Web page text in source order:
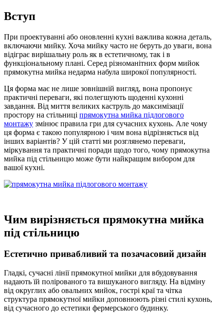
Вступ
При проектуванні або оновленні кухні важлива кожна деталь,
включаючи мийку. Хоча мийку часто не беруть до уваги, вона
відіграє вирішальну роль як в естетичному, так і в
функціональному плані. Серед різноманітних форм мийок
прямокутна мийка недарма набула широкої популярності.
Ця форма має не лише зовнішній вигляд, вона пропонує
практичні переваги, які полегшують щоденні кухонні
завдання. Від миття великих каструль до максимізації
простору на стільниці прямокутна мийка підлогового
монтажу змінює правила гри для сучасних кухонь. Але чому
ця форма є такою популярною і чим вона відрізняється від
інших варіантів? У цій статті ми розглянемо переваги,
міркування та практичні поради щодо того, чому прямокутна
мийка під стільницю може бути найкращим вибором для
вашої кухні.
Чим вирізняється прямокутна мийка
під стільницю
Естетично привабливий та позачасовий дизайн
Гладкі, сучасні лінії прямокутної мийки для вбудовування
надають їй полірованого та вишуканого вигляду. На відміну
від округлих або овальних мийок, гострі краї та чітка
структура прямокутної мийки доповнюють різні стилі кухонь,
від сучасного до естетики фермерського будинку.